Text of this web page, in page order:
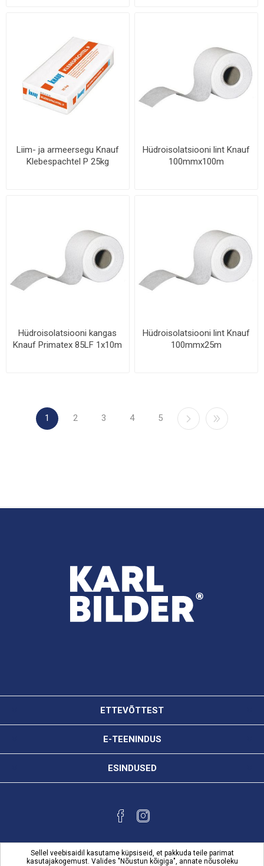
Liim- ja armeersegu Knauf
Klebespachtel P 25kg
Hüdroisolatsiooni lint Knauf
100mmx100m
Hüdroisolatsiooni kangas
Knauf Primatex 85LF 1x10m
Hüdroisolatsiooni lint Knauf
100mmx25m
1 2 3 4 5
ETTEVÕTTEST
E-TEENINDUS
ESINDUSED
Sellel veebisaidil kasutame küpsiseid, et pakkuda teile parimat
kasutajakogemust. Valides "Nõustun kõigiga", annate nõusoleku